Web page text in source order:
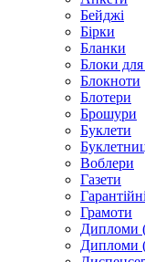
Бейджі
Бірки
Бланки
Блоки для
Блокноти
Блотери
Брошури
Буклети
Воблери
Газети
Грамоти
Дипломи
Дипломи